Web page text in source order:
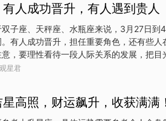
去跟别人在一起，那样还不如跟自己复合
侧击，希望对方能主动找TA复合。天蝎座
自己也还是放不下。但不管对前任多么留
里面想表达的太多，却无法开口说出来
法归想法，这也仅仅局限在心里，要是真和
人成功晋升，有人遇到贵人
双子座、天秤座、水瓶座来说，3月27日到
有人成功晋升，担任重要角色，还有些
，要理性看待一段人际关系的发展，把目
月都会有影响。加油！双子座双子座事业
种职场向上发展的机会。包括求职中的双
你可别忽视！职场上如果上司派你和其他
星君
高照，财运飙升，收获满满！